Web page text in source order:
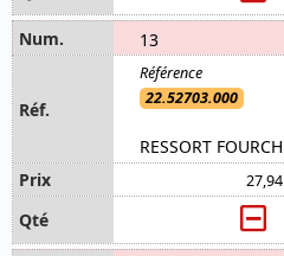
13
22.52703.000
RESSORT